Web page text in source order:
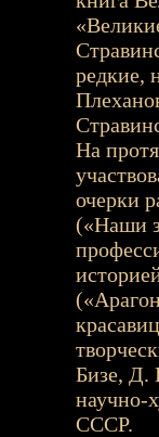
редкие,
На
очерки
(«Наши
Бизе, Д.
научно-
СССР.